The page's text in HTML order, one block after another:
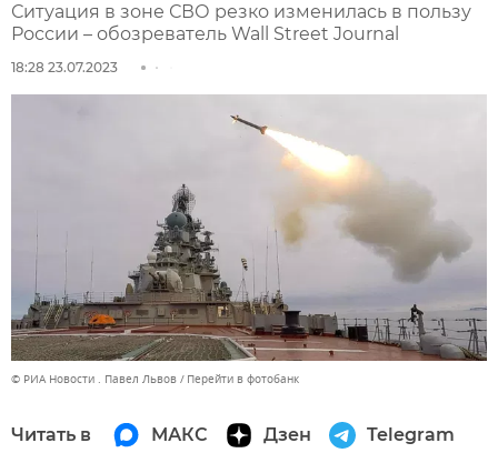
Ситуация в зоне СВО резко изменилась в пользу
России – обозреватель Wall Street Journal
18:28 23.07.2023
© РИА Новости . Павел Львов Перейти в фотобанк
Читать в МАКС Дзен Telegram